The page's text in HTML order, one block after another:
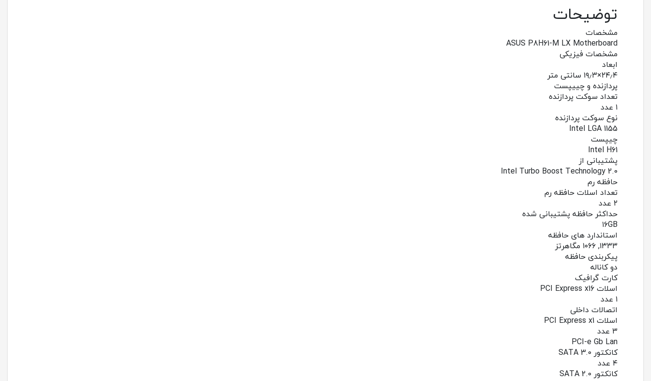
توضیحات
مشخصات
ASUS P8H61-M LX Motherboard
مشخصات فیزیکی
ابعاد
۲۴٫۴×۱۹٫۳ سانتی متر
پردازنده و چییپست
تعداد سوکت پردازنده
۱ عدد
نوع سوکت پردازنده
Intel LGA 1155
چیپست
Intel H61
پشتیبانی از
Intel Turbo Boost Technology 2.0
حافظه رم
تعداد اسلات حافظه رم
۲ عدد
حداکثر حافظه پشتیبانی شده
۱۶GB
استاندارد های حافظه
۱۳۳۳, ۱۰۶۶ مگاهرتز
پیکربندی حافظه
دو کاناله
کارت گرافیک
اسلات PCI Express x16
۱ عدد
اتصالات داخلی
اسلات PCI Express x1
۳ عدد
PCI-e Gb Lan
کانکتور SATA 3.0
۴ عدد
کانکتور SATA 2.0